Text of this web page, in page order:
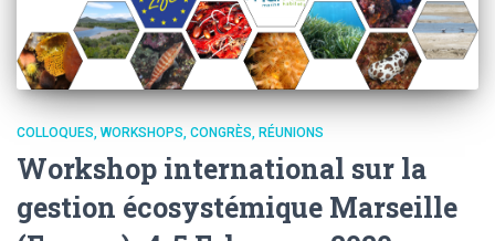
COLLOQUES, WORKSHOPS, CONGRÈS, RÉUNIONS
Workshop international sur la
gestion écosystémique Marseille